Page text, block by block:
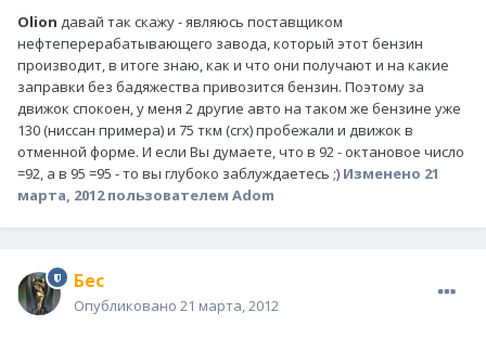
Olion давай так скажу - являюсь поставщиком
нефтеперерабатывающего завода, который этот бензин
производит, в итоге знаю, как и что они получают и на какие
заправки без бадяжества привозится бензин. Поэтому за
движок спокоен, у меня 2 другие авто на таком же бензине уже
130 (ниссан примера) и 75 ткм (crx) пробежали и движок в
отменной форме. И если Вы думаете, что в 92 - октановое число
=92, а в 95 =95 - то вы глубоко заблуждаетесь ;) Изменено 21
марта, 2012пользователем Adom
Бес
Опубликовано 21 марта, 2012